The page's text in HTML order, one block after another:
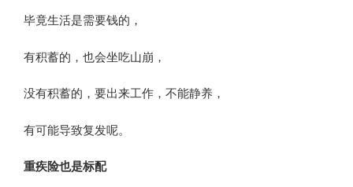
毕竟生活是需要钱的，
有积蓄的，也会坐吃山崩，
没有积蓄的，要出来工作，不能静养，
有可能导致复发呢。
重疾险也是标配